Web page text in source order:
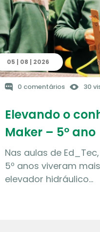
05 | 08 | 2026
0 comentários 30
Elevando o
Maker – 5º ano
Nas aulas de
5º anos viveram
elevador hidráulico…